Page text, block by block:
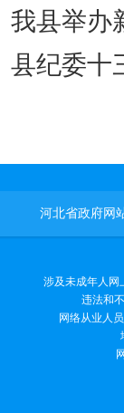
我县举办
县纪委十
河北省政府网
涉及未成年人网
违法和
网络从业人